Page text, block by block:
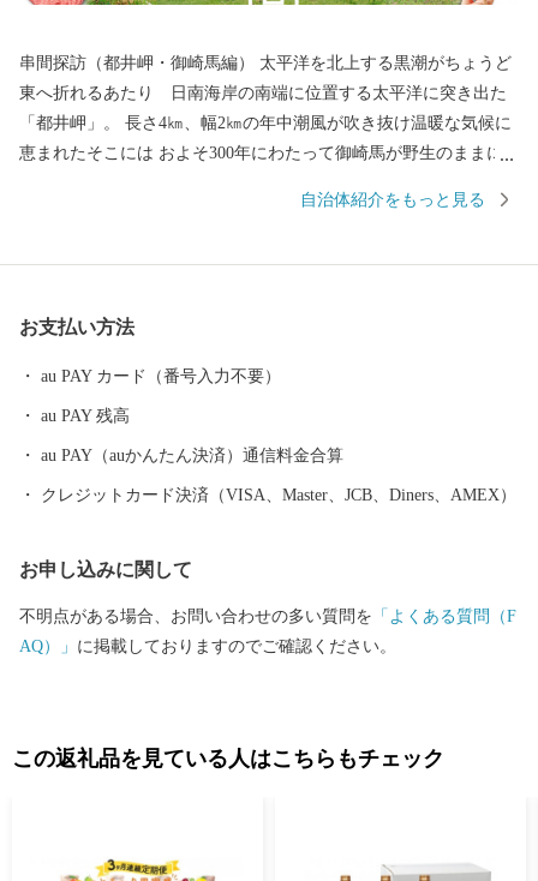
串間探訪（都井岬・御崎馬編） 太平洋を北上する黒潮がちょうど
東へ折れるあたり 日南海岸の南端に位置する太平洋に突き出た
「都井岬」。 長さ4㎞、幅2㎞の年中潮風が吹き抜け温暖な気候に
恵まれたそこには およそ300年にわたって御崎馬が野生のままに
に広がる御崎牧（みさきまき）に御崎馬は暮らしています。 御崎
らモンゴルにかけて生息していたモウコノウマまでさかのぼると
言われています。 中でも都井岬という陸の孤島のような場所で、
保たれています。 また、野生のモウコノウマが絶滅したといわれ
る今日、アジア最後の純粋な野生馬の遺伝子を受け継ぐ存在とし
ても世界的に注目されています。 ■□
support@kushima.furusato-lg.jp TEL:050-5538-7984 営業日のご案
内 平日9時～18時 ※土日祝日、GW、年末年始は休業となります
……………………………………………………■□■
自治体紹介をもっと見る
お支払い方法
au PAY カード（番号入力不要）
au PAY 残高
au PAY（auかんたん決済）通信料金合算
クレジットカード決済（VISA、Master、JCB、Diners、AMEX）
お申し込みに関して
不明点がある場合、お問い合わせの多い質問を 「よくある質問（F
AQ）」 に掲載しておりますのでご確認ください。
この返礼品を見ている人はこちらもチェック